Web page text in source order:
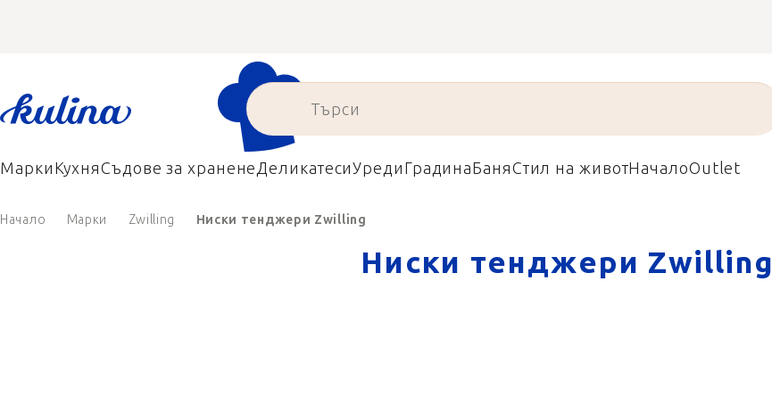
МаркиКухняСъдове за храненеДеликатесиУредиГрадинаБаняСтил на животНачалоOutlet
Начало Марки Zwilling Ниски тенджери Zwilling
Ниски тенджери Zwilling